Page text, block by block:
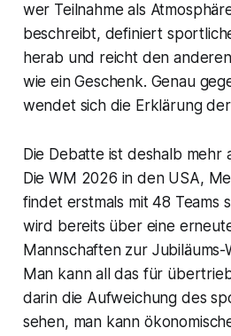
wer Teilnahme als
beschreibt, definiert
herab und reicht den
wie ein Geschenk. Genau
wendet sich die Erklärung
Die Debatte ist deshalb mehr
Die WM 2026 in den USA,
findet erstmals mit 48 Teams
wird bereits über eine
Mannschaften zur
Man kann all das für
darin die Aufweichung des
sehen, man kann